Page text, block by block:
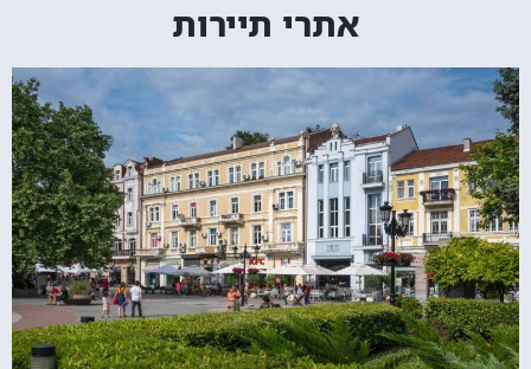
אתרי תיירות